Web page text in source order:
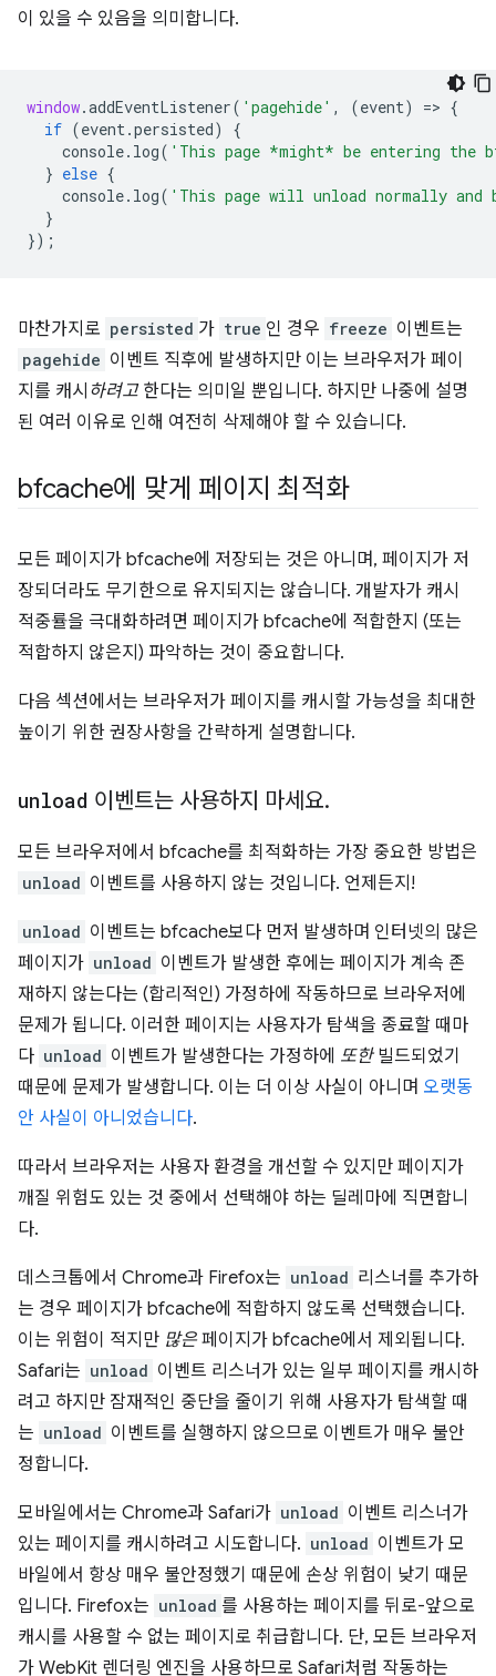
이 있을 수 있음을 의미합니다.
window.addEventListener( 'pagehide' , (event) => {
if (event.persisted)
{
console. log( 'This page *might* be entering the
} else {
console. log( 'This page will unload normally and
}
});
마찬가지로 persisted 가 true 인 경우 freeze 이벤트는
pagehide 이벤트 직후에 발생하지만 이는 브라우저가 페이
지를 캐시 하려고한다는 의미일 뿐입니다. 하지만 나중에 설명
된 여러 이유로 인해 여전히 삭제해야 할 수 있습니다.
bfcache에 맞게 페이지 최적화
모든 페이지가 bfcache에 저장되는 것은 아니며, 페이지가 저
장되더라도 무기한으로 유지되지는 않습니다. 개발자가 캐시
적중률을 극대화하려면 페이지가 bfcache에 적합한지 (또는
적합하지 않은지) 파악하는 것이 중요합니다.
다음 섹션에서는 브라우저가 페이지를 캐시할 가능성을 최대한
높이기 위한 권장사항을 간략하게 설명합니다.
unload 이벤트는 사용하지 마세요.
모든 브라우저에서 bfcache를 최적화하는 가장 중요한 방법은
unload 이벤트를 사용하지 않는 것입니다. 언제든지!
unload 이벤트는 bfcache보다 먼저 발생하며 인터넷의 많은
페이지가 unload 이벤트가 발생한 후에는 페이지가 계속 존
재하지 않는다는 (합리적인) 가정하에 작동하므로 브라우저에
문제가 됩니다. 이러한 페이지는 사용자가 탐색을 종료할 때마
다 unload 이벤트가 발생한다는 가정하에 또한빌드되었기
때문에 문제가 발생합니다. 이는 더 이상 사실이 아니며 오랫동
안 사실이 아니었습니다.
따라서 브라우저는 사용자 환경을 개선할 수 있지만 페이지가
깨질 위험도 있는 것 중에서 선택해야 하는 딜레마에 직면합니
다.
데스크톱에서 Chrome과 Firefox는 unload 리스너를 추가하
는 경우 페이지가 bfcache에 적합하지 않도록 선택했습니다.
이는 위험이 적지만 많은페이지가 bfcache에서 제외됩니다.
Safari는 unload 이벤트 리스너가 있는 일부 페이지를 캐시하
려고 하지만 잠재적인 중단을 줄이기 위해 사용자가 탐색할 때
는 unload 이벤트를 실행하지 않으므로 이벤트가 매우 불안
정합니다.
모바일에서는 Chrome과 Safari가 unload 이벤트 리스너가
있는 페이지를 캐시하려고 시도합니다. unload 이벤트가 모
바일에서 항상 매우 불안정했기 때문에 손상 위험이 낮기 때문
입니다. Firefox는 unload 를 사용하는 페이지를 뒤로-앞으로
캐시를 사용할 수 없는 페이지로 취급합니다. 단, 모든 브라우저
가 WebKit 렌더링 엔진을 사용하므로 Safari처럼 작동하는